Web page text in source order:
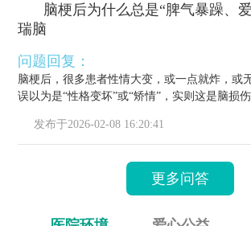
脑梗后为什么总是“脾气暴躁、
瑞脑
问题回复：
脑梗后，很多患者性情大变，或一点就炸，或
误以为是“性格变坏”或“矫情”，实则这是脑损
发布于2026-02-08 16:20:41
更多问答